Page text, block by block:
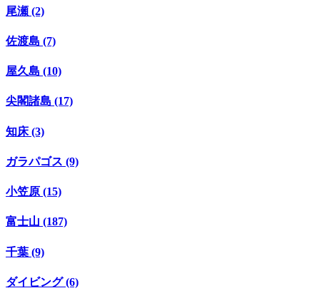
尾瀬 (2)
佐渡島 (7)
屋久島 (10)
尖閣諸島 (17)
知床 (3)
ガラパゴス (9)
小笠原 (15)
富士山 (187)
千葉 (9)
ダイビング (6)